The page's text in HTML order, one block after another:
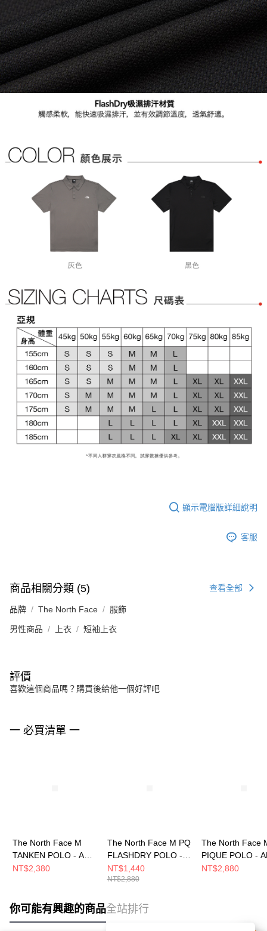
顯示電腦版詳細說明
客服
商品相關分類 (5) 查看全部
品牌 The North Face 服飾
男性商品 上衣 短袖上衣
評價
喜歡這個商品嗎？購買後給他一個好評吧
一 必買清單 一
The North Face M
TANKEN POLO - AP
男 短袖POLO
NT$2,380
The North Face M PQ
FLASHDRY POLO -
AP 男 短袖POLO
NF0A8EY4A0M
NT$1,440
NT$2,880
The North Face
PIQUE POLO -
短袖POLO
NT$2,880
你可能有興趣的商品全站排行